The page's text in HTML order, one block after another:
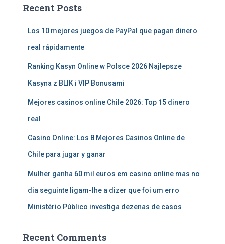
Recent Posts
Los 10 mejores juegos de PayPal que pagan dinero
real rápidamente
Ranking Kasyn Online w Polsce 2026 Najlepsze
Kasyna z BLIK i VIP Bonusami
Mejores casinos online Chile 2026: Top 15 dinero
real
Casino Online: Los 8 Mejores Casinos Online de
Chile para jugar y ganar
Mulher ganha 60 mil euros em casino online mas no
dia seguinte ligam-lhe a dizer que foi um erro
Ministério Público investiga dezenas de casos
Recent Comments